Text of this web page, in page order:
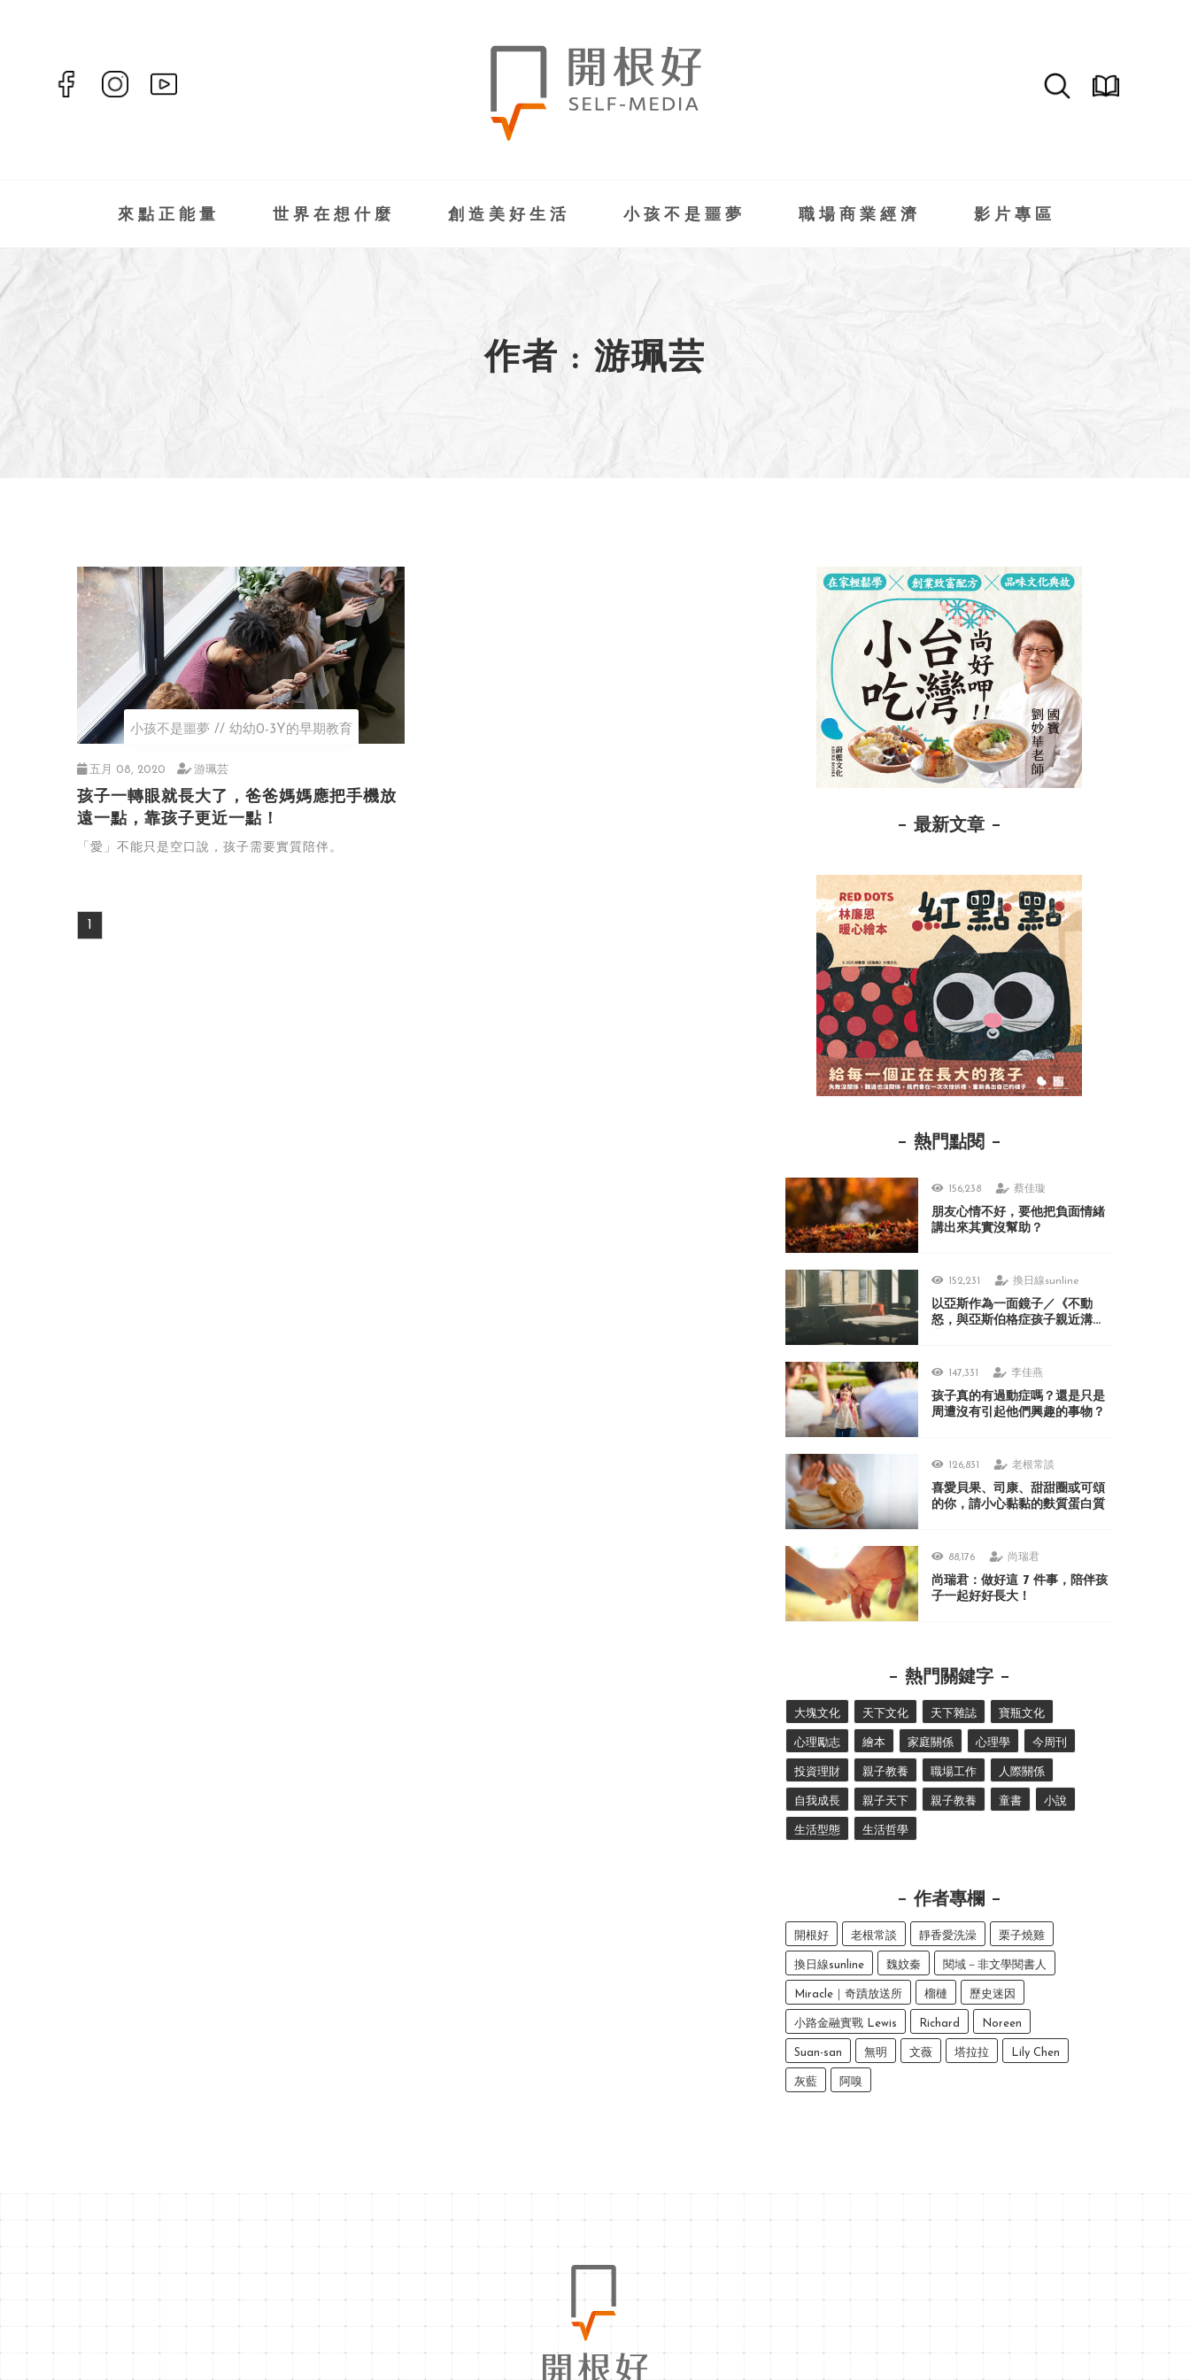
來點正能量 世界在想什麼 創造美好生活 小孩不是噩夢 職場商業經濟 影片專區
作者 : 游珮芸
小孩不是噩夢 幼幼0-3Y的早期教育
五月 08, 2020 游珮芸
孩子一轉眼就長大了，爸爸媽媽應把手機放
遠一點，靠孩子更近一點！
「愛」不能只是空口說，孩子需要實質陪伴。
1
最新文章
熱門點閱
156,238 蔡佳璇
朋友心情不好，要他把負面情緒
講出來其實沒幫助？
152,231 換日線sunline
以亞斯作為一面鏡子／《不動
怒，與亞斯伯格症孩子親近溝
147,331 李佳燕
孩子真的有過動症嗎？還是只是
周遭沒有引起他們興趣的事物？
126,831 老根常談
喜愛貝果、司康、甜甜圈或可頌
的你，請小心黏黏的麩質蛋白質
88,176 尚瑞君
尚瑞君：做好這 7 件事，陪伴孩
子一起好好長大！
熱門關鍵字
大塊文化 天下文化 天下雜誌 寶瓶文化
心理勵志 繪本 家庭關係 心理學 今周刊
投資理財 親子教養 職場工作 人際關係
自我成長 親子天下 親子教養 童書 小說
生活型態 生活哲學
作者專欄
開根好 老根常談 靜香愛洗澡 栗子燒雞
換日線sunline 魏妏秦 閱域－非文學閱書人
Miracle｜奇蹟放送所 榴槤 歷史迷因
小路金融實戰 Lewis Richard Noreen
Suan-san 無明 文薇 塔拉拉 Lily Chen
灰藍 阿嗅